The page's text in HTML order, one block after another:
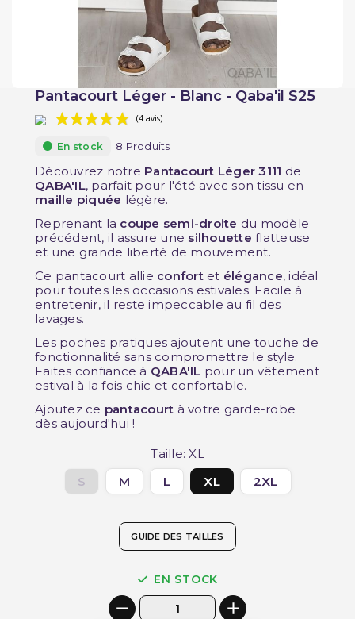
Pantacourt Léger - Blanc - Qaba'il S25
En stock 8 Produits
Découvrez notre Pantacourt Léger 3111 de
QABA'IL, parfait pour l'été avec son tissu en
maille piquée légère.
Reprenant la coupe semi-droite du modèle
précédent, il assure une silhouette flatteuse
et une grande liberté de mouvement.
Ce pantacourt allie confortet élégance, idéal
pour toutes les occasions estivales. Facile à
entretenir, il reste impeccable au fil des
lavages.
Les poches pratiques ajoutent une touche de
fonctionnalité sans compromettre le style.
Faites confiance à QABA'IL pour un vêtement
estival à la fois chic et confortable.
Ajoutez ce pantacourt à votre garde-robe
dès aujourd'hui !
Taille: XL
S
M L XL 2XL
GUIDE DES TAILLES
EN STOCK